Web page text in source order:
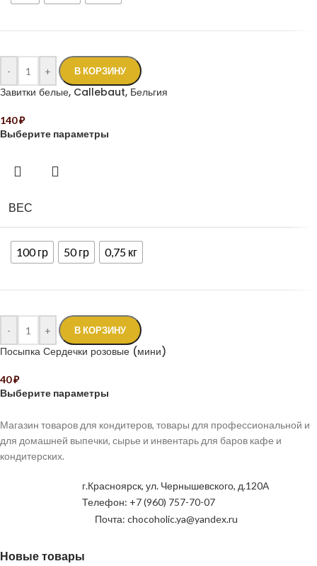
- + В КОРЗИНУ
Завитки белые, Callebaut, Бельгия
140₽
Выберите параметры
ВЕС
100 гр 50 гр 0,75 кг
- + В КОРЗИНУ
Посыпка Сердечки розовые (мини)
40₽
Выберите параметры
Магазин товаров для кондитеров, товары для профессиональной и
для домашней выпечки, сырье и инвентарь для баров кафе и
кондитерских.
г.Красноярск, ул. Чернышевского, д.120А
Телефон: +7 (960) 757-70-07
Почта: chocoholic.ya@yandex.ru
Новые товары